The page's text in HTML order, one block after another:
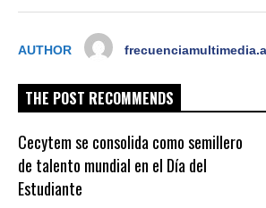
AUTHOR
THE POST RECOMMENDS
Cecytem se consolida como semillero
de talento mundial en el Día del
Estudiante